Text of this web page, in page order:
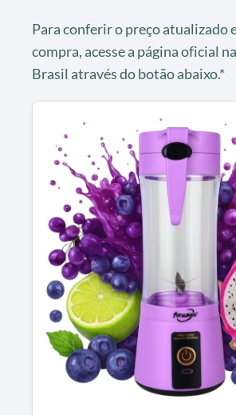
Para conferir o preço atualizado
compra, acesse a página oficial
Brasil através do botão abaixo.*